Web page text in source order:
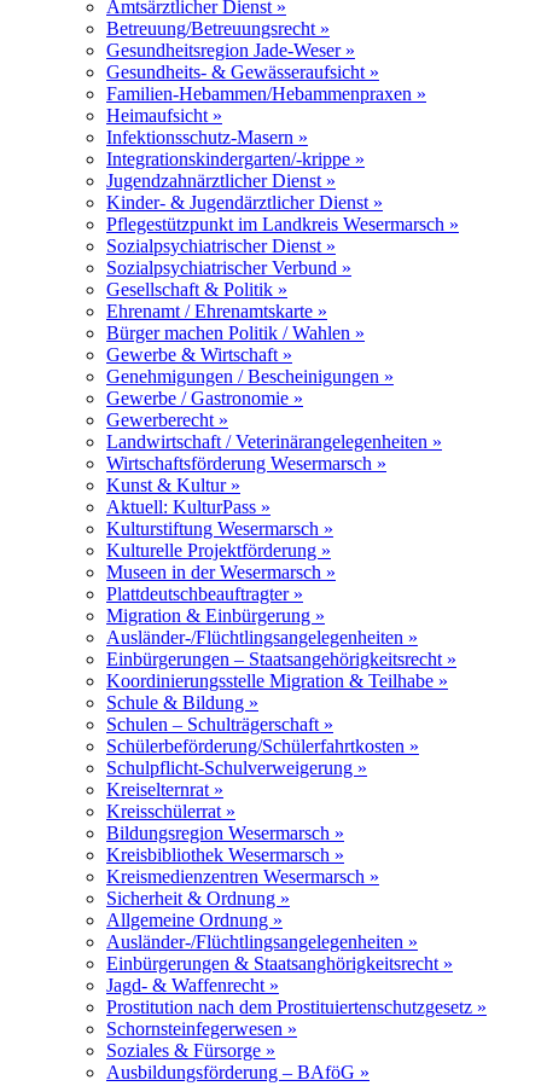
Amtsärztlicher Dienst »
Betreuung/Betreuungsrecht »
Gesundheitsregion Jade-Weser »
Gesundheits- & Gewässeraufsicht »
Familien-Hebammen/Hebammenpraxen »
Heimaufsicht »
Infektionsschutz-Masern »
Integrationskindergarten/-krippe »
Jugendzahnärztlicher Dienst »
Kinder- & Jugendärztlicher Dienst »
Pflegestützpunkt im Landkreis Wesermarsch »
Sozialpsychiatrischer Dienst »
Sozialpsychiatrischer Verbund »
Gesellschaft & Politik »
Ehrenamt / Ehrenamtskarte »
Bürger machen Politik / Wahlen »
Gewerbe & Wirtschaft »
Genehmigungen / Bescheinigungen »
Gewerbe / Gastronomie »
Gewerberecht »
Landwirtschaft / Veterinärangelegenheiten »
Wirtschaftsförderung Wesermarsch »
Kunst & Kultur »
Aktuell: KulturPass »
Kulturstiftung Wesermarsch »
Kulturelle Projektförderung »
Museen in der Wesermarsch »
Plattdeutschbeauftragter »
Migration & Einbürgerung »
Ausländer-/Flüchtlingsangelegenheiten »
Einbürgerungen – Staatsangehörigkeitsrecht »
Koordinierungsstelle Migration & Teilhabe »
Schule & Bildung »
Schulen – Schulträgerschaft »
Schülerbeförderung/Schülerfahrtkosten »
Schulpflicht-Schulverweigerung »
Kreiselternrat »
Kreisschülerrat »
Bildungsregion Wesermarsch »
Kreisbibliothek Wesermarsch »
Kreismedienzentren Wesermarsch »
Sicherheit & Ordnung »
Allgemeine Ordnung »
Ausländer-/Flüchtlingsangelegenheiten »
Einbürgerungen & Staatsanghörigkeitsrecht »
Jagd- & Waffenrecht »
Prostitution nach dem Prostituiertenschutzgesetz »
Schornsteinfegerwesen »
Soziales & Fürsorge »
Ausbildungsförderung – BAföG »